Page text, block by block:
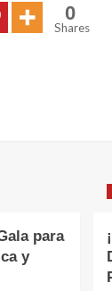
0
Shares
para
y